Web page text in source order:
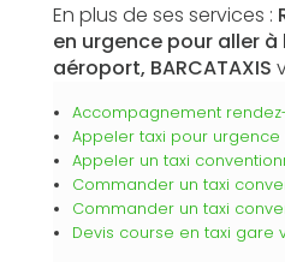
En plus de ses services :
en urgence pour aller à
aéroport, BARCATAXIS
Accompagnement
Appeler taxi pour
Appeler un taxi
Commander un taxi
Commander un taxi
Devis course en taxi gare